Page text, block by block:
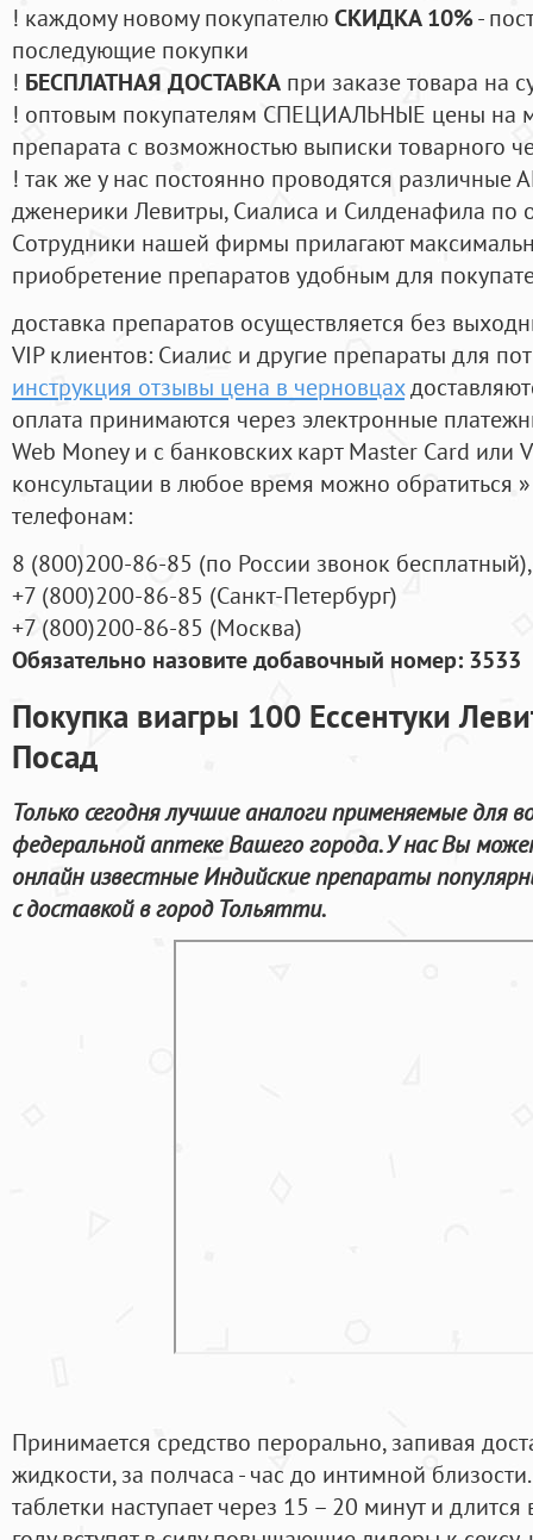
! каждому новому покупателюСКИДКА 10%-
последующие покупки
! БЕСПЛАТНАЯ ДОСТАВКА при заказе товара на
! оптовым покупателям СПЕЦИАЛЬНЫЕ цены на
препарата с возможностью выписки товарного
! так же у нас постоянно проводятся
дженерики Левитры, Сиалиса и Силденафила по
Cотрудники нашей фирмы прилагают
приобретение препаратов удобным для
доставка препаратов осуществляется без
VIP клиентов: Сиалис и другие препараты для
инструкция отзывы цена в черновцах
оплата принимаются через электронные
Web Money и с банковских карт Master Card или
консультации в любое время можно обратиться
телефонам:
8 (800)200-86-85 (по России звонок бесплатный),
+7 (800)200-86-85 (Санкт-Петербург)
+7 (800)200-86-85 (Москва)
Обязательно назовите добавочный номер: 3533
Покупка виагры 100 Ессентуки
Посад
Только сегодня лучшие аналоги применяемые для
федеральной аптеке Вашего города. У нас Вы
онлайн известные Индийские препараты
с доставкой в город Тольятти.
Принимается средство перорально, запивая
жидкости, за полчаса - час до интимной
таблетки наступает через 15 – 20 минут и